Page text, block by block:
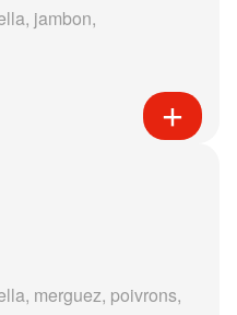
jambon,
merguez, poivrons,